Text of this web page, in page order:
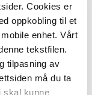
Cookies er
oppkobling til et
enhet. Vårt
tekstfilen.
tilpasning av
må du ta
skal kunne
ved